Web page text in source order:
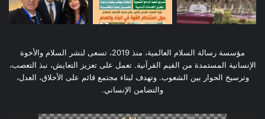
مؤسسة رسالة السلام العالمية، منذ 2019، تسعى لنشر السلام والأخوة
الإنسانية المستمدة من القيم القرآنية. تعمل على تعزيز التعايش، نبذ التعصب،
وترسيخ الحوار بين الشعوب. وتهدف لبناء مجتمع قائم على الأخلاق، العدل،
والتضامن الإنساني.